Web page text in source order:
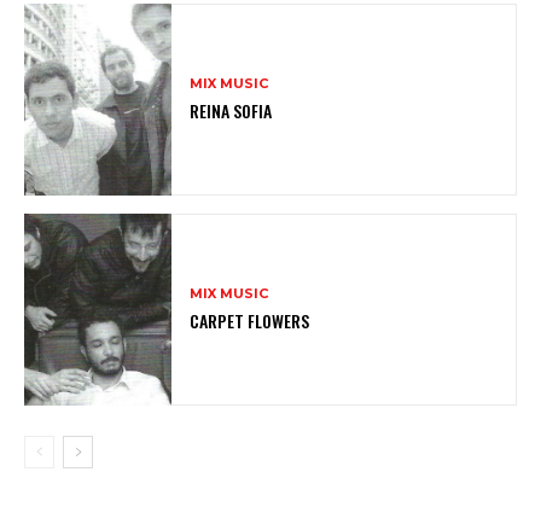
MIX MUSIC
REINA SOFIA
MIX MUSIC
CARPET FLOWERS